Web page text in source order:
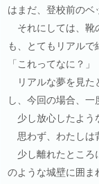
はまだ、登校前の
それにしては、靴
も、とてもリアル
「これってなに？」
リアルな夢を見た
し、今回の場合、
少し放心したよう
思わず、わたしは
少し離れたところ
のような城壁に囲ま